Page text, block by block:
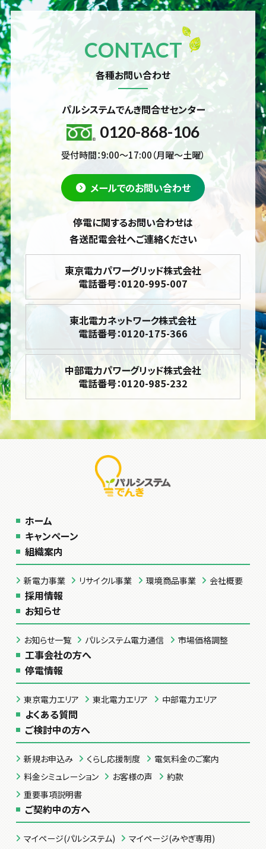
CONTACT
各種お問い合わせ
パルシステムでんき問合せセンター
0120-868-106
受付時間：9:00～17:00（月曜～土曜）
メールでのお問い合わせ
停電に関するお問い合わせは
各送配電会社へご連絡ください
東京電力パワーグリッド株式会社
電話番号：0120-995-007
東北電力ネットワーク株式会社
電話番号：0120-175-366
中部電力パワーグリッド株式会社
電話番号：0120-985-232
ホーム
キャンペーン
組織案内
新電力事業 リサイクル事業 環境商品事業 会社概要
採用情報
お知らせ
お知らせ一覧 パルシステム電力通信 市場価格調整
工事会社の方へ
停電情報
東京電力エリア 東北電力エリア 中部電力エリア
よくある質問
ご検討中の方へ
新規お申込み くらし応援制度
電気料金のご案内
料金シミュレーション
お客様の声
約款
重要事項説明書
ご契約中の方へ
マイページ(パルシステム) マイページ(みやぎ専用)